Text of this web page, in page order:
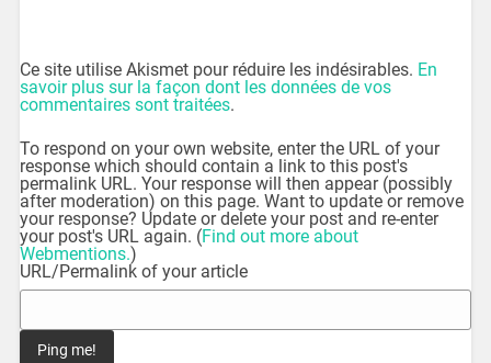
Ce site utilise Akismet pour réduire les indésirables. En
savoir plus sur la façon dont les données de vos
commentaires sont traitées.
To respond on your own website, enter the URL of your
response which should contain a link to this post's
permalink URL. Your response will then appear (possibly
after moderation) on this page. Want to update or remove
your response? Update or delete your post and re-enter
your post's URL again. (Find out more about
Webmentions.)
URL/Permalink of your article